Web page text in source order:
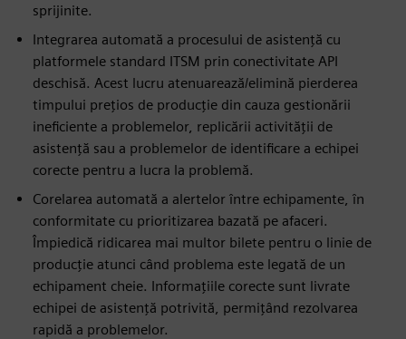
sprijinite.
Integrarea automată a procesului de asistență cu
platformele standard ITSM prin conectivitate API
deschisă. Acest lucru atenuarează/elimină pierderea
timpului prețios de producție din cauza gestionării
ineficiente a problemelor, replicării activității de
asistență sau a problemelor de identificare a echipei
corecte pentru a lucra la problemă.
Corelarea automată a alertelor între echipamente, în
conformitate cu prioritizarea bazată pe afaceri.
Împiedică ridicarea mai multor bilete pentru o linie de
producție atunci când problema este legată de un
echipament cheie. Informațiile corecte sunt livrate
echipei de asistență potrivită, permițând rezolvarea
rapidă a problemelor.